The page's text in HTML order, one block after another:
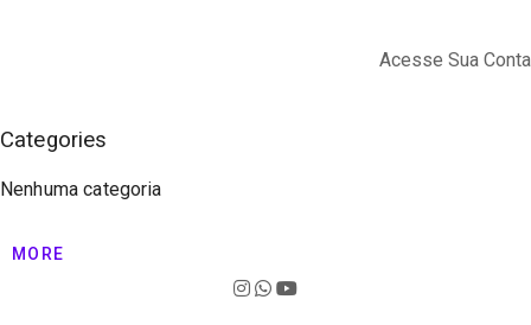
Acesse Sua Conta
Categories
Nenhuma categoria
MORE